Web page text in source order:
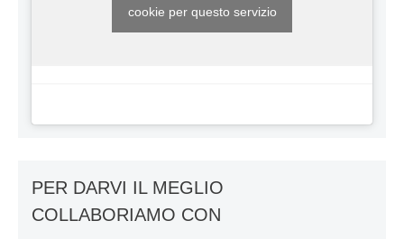
cookie per questo servizio
PER DARVI IL MEGLIO
COLLABORIAMO CON